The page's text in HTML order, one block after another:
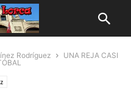
Rodríguez
UNA REJA CASI